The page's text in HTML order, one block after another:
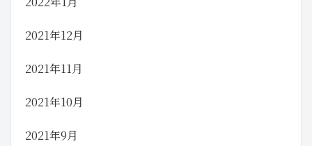
2021年12月
2021年11月
2021年10月
2021年9月